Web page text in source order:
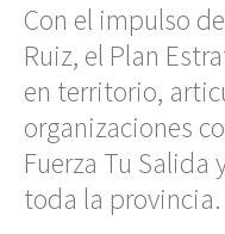
Con el impulso
Ruiz, el Plan
en territorio,
organizaciones
Fuerza Tu Salida
toda la provincia.